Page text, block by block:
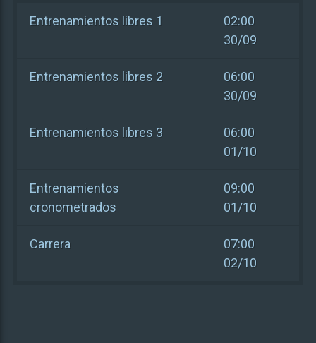
Entrenamientos libres 1
02:00
30/09
Entrenamientos libres 2
06:00
30/09
Entrenamientos libres 3
06:00
01/10
Entrenamientos
cronometrados
09:00
01/10
Carrera
07:00
02/10